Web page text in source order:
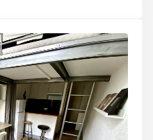
Oui
25/02/2026